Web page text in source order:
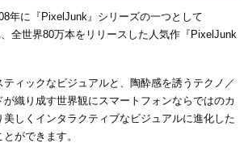
年に『PixelJunk』シリーズの一つとして
全世界80万本をリリースした人気作『PixelJunk
ィックなビジュアルと、陶酔感を誘うテクノ／
織り成す世界観にスマートフォンならではのカ
美しくインタラクティブなビジュアルに進化した
ができます。